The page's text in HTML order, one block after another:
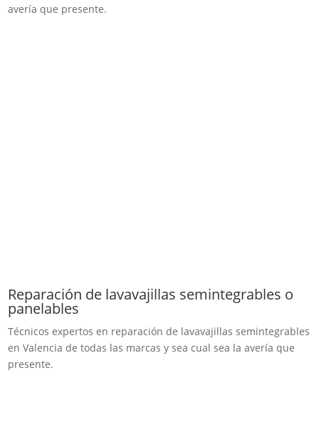
avería que presente.
Reparación de lavavajillas semintegrables o
panelables
Técnicos expertos en reparación de lavavajillas semintegrables
en Valencia de todas las marcas y sea cual sea la avería que
presente.